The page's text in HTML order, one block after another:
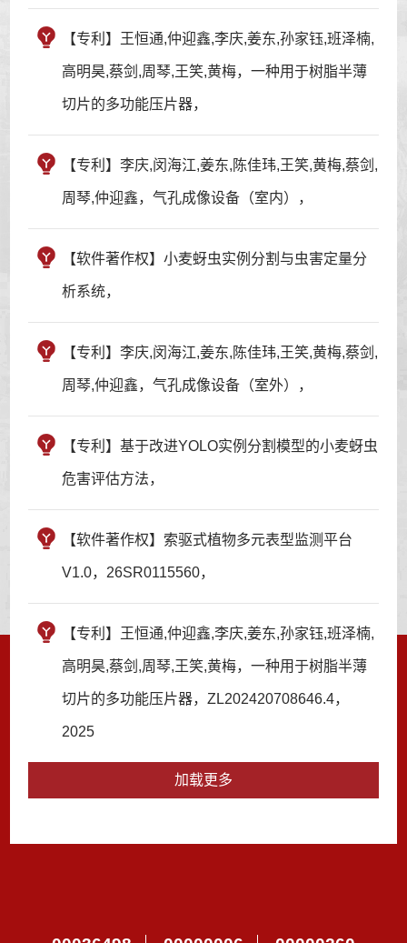
【专利】王恒通,仲迎鑫,李庆,姜东,孙家钰,班泽楠,
高明昊,蔡剑,周琴,王笑,黄梅，一种用于树脂半薄
切片的多功能压片器，
【专利】李庆,闵海江,姜东,陈佳玮,王笑,黄梅,蔡剑,
周琴,仲迎鑫，气孔成像设备（室内），
【软件著作权】小麦蚜虫实例分割与虫害定量分
析系统，
【专利】李庆,闵海江,姜东,陈佳玮,王笑,黄梅,蔡剑,
周琴,仲迎鑫，气孔成像设备（室外），
【专利】基于改进YOLO实例分割模型的小麦蚜虫
危害评估方法，
【软件著作权】索驱式植物多元表型监测平台
V1.0，26SR0115560，
【专利】王恒通,仲迎鑫,李庆,姜东,孙家钰,班泽楠,
高明昊,蔡剑,周琴,王笑,黄梅，一种用于树脂半薄
切片的多功能压片器，ZL202420708646.4，
2025
加载更多